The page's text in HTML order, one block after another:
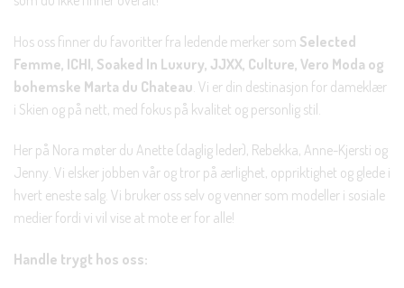
Hos oss finner du favoritter fra ledende merker som Selected
Femme, ICHI, Soaked In Luxury, JJXX, Culture, Vero Moda og
bohemske Marta du Chateau . Vi er din destinasjon for dameklær
i Skien og på nett, med fokus på kvalitet og personlig stil.
Her på Nora møter du Anette (daglig leder), Rebekka, Anne-Kjersti og
Jenny. Vi elsker jobben vår og tror på ærlighet, oppriktighet og glede i
hvert eneste salg. Vi bruker oss selv og venner som modeller i sosiale
medier fordi vi vil vise at mote er for alle!
Handle trygt hos oss: